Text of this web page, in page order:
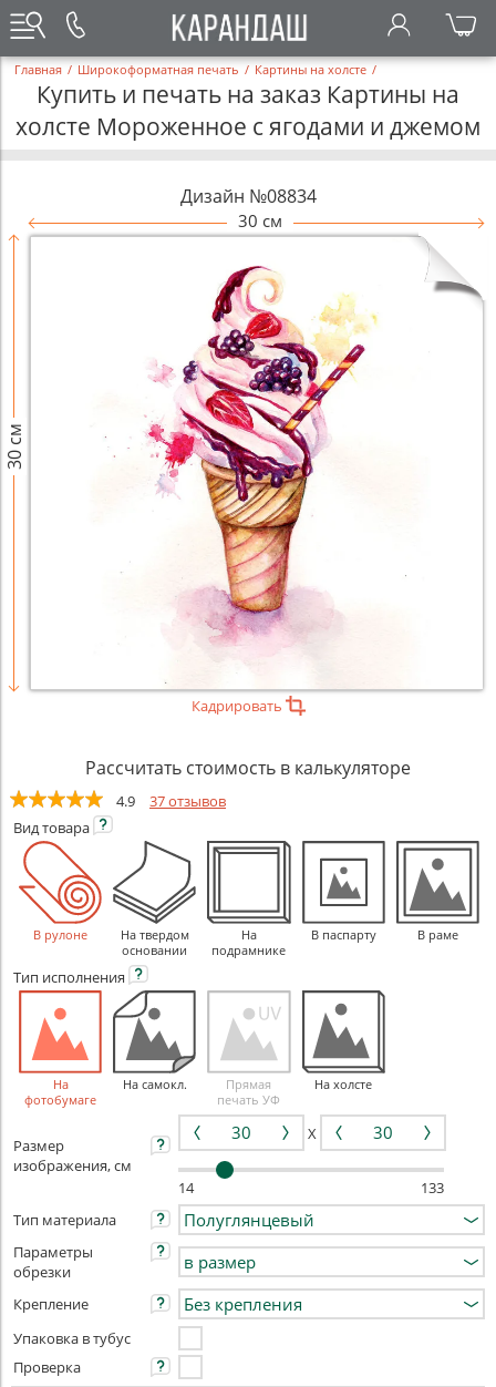
Главная / Широкоформатная печать / Картины на холсте /
Купить и печать на заказ Картины на
холсте Мороженное с ягодами и джемом
Дизайн №08834
30 см
30 см
Кадрировать
Рассчитать стоимость в калькуляторе
4.9
37 отзывов
Видтовара
В рулоне
На твердом
основании
На
подрамнике
В паспарту В раме
Тип исполнения
На
фотобумаге
На самокл.
Прямая
печать УФ
На холсте
Размер
изображения, см
X
14
133
Тип материала
Параметры
обрезки
Крепление
Упаковка в тубус
Проверка